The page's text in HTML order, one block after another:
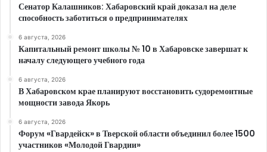
Сенатор Калашников: Хабаровский край доказал на деле
способность заботиться о предпринимателях
6 августа, 2026
Капитальный ремонт школы № 10 в Хабаровске завершат к
началу следующего учебного года
6 августа, 2026
В Хабаровском крае планируют восстановить судоремонтные
мощности завода Якорь
6 августа, 2026
Форум «Гвардейск» в Тверской области объединил более 1500
участников «Молодой Гвардии»